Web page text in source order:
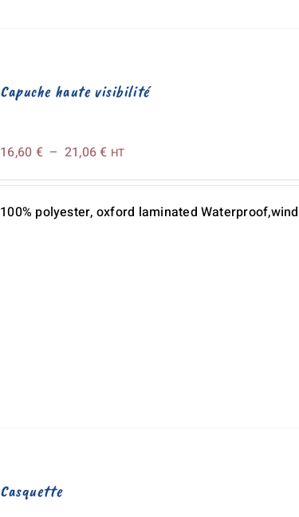
Capuche haute visibilité
16,60 € – 21,06€Plage
16,60 €
HT
100% polyester, oxford laminated
Casquette